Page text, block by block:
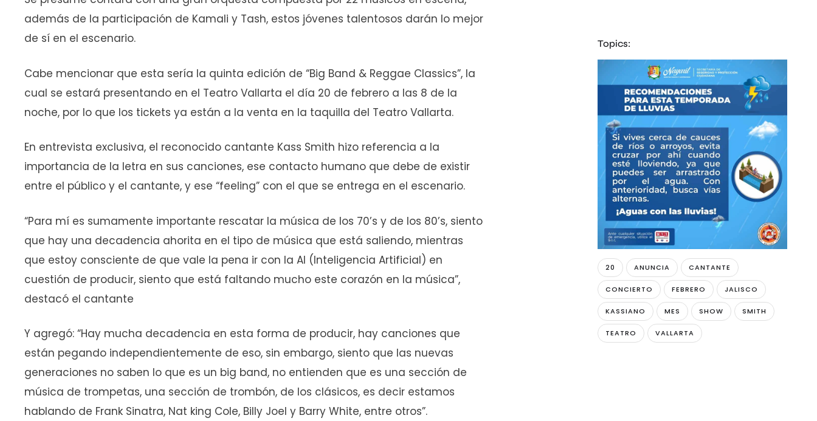
además de la participación de Kamali y Tash, estos jóvenes talentosos darán lo mejor
de sí en el escenario.
Cabe mencionar que esta sería la quinta edición de “Big Band & Reggae Classics”, la
cual se estará presentando en el Teatro Vallarta el día 20 de febrero a las 8 de la
noche, por lo que los tickets ya están a la venta en la taquilla del Teatro Vallarta.
En entrevista exclusiva, el reconocido cantante Kass Smith hizo referencia a la
importancia de la letra en sus canciones, ese contacto humano que debe de existir
entre el público y el cantante, y ese “feeling” con el que se entrega en el escenario.
“Para mí es sumamente importante rescatar la música de los 70’s y de los 80’s, siento
que hay una decadencia ahorita en el tipo de música que está saliendo, mientras
que estoy consciente de que vale la pena ir con la AI (Inteligencia Artificial) en
cuestión de producir, siento que está faltando mucho este corazón en la música”,
destacó el cantante
Y agregó: “Hay mucha decadencia en esta forma de producir, hay canciones que
están pegando independientemente de eso, sin embargo, siento que las nuevas
generaciones no saben lo que es un big band, no entienden que es una sección de
música de trompetas, una sección de trombón, de los clásicos, es decir estamos
hablando de Frank Sinatra, Nat king Cole, Billy Joel y Barry White, entre otros”.
Topics:
20 ANUNCIA CANTANTE
CONCIERTO FEBRERO JALISCO
KASSIANO MES SHOW SMITH
TEATRO VALLARTA